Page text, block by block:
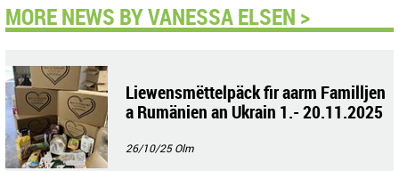
MORE NEWS BY VANESSA ELSEN >
Liewensmëttelpäck fir aarm Familljen
a Rumänien an Ukrain 1.- 20.11.2025
26/10/25Olm